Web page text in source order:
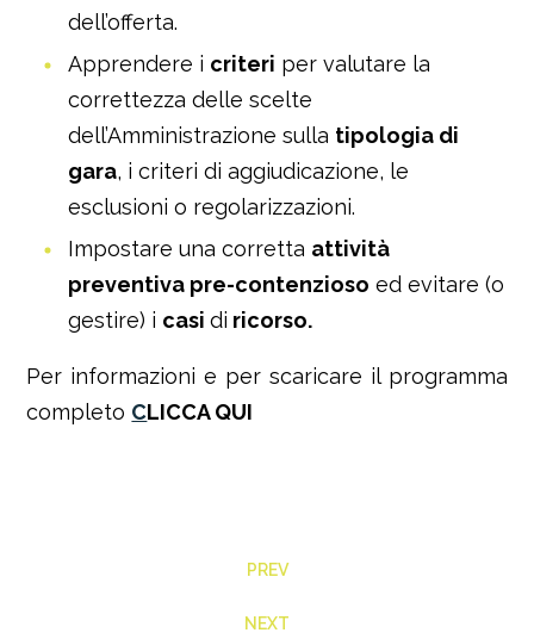
dell’offerta.
Apprendere i criteri per valutare la
correttezza delle scelte
dell’Amministrazione sulla tipologia di
gara, i criteri di aggiudicazione, le
esclusioni o regolarizzazioni.
Impostare una corretta attività
preventiva pre-contenzioso ed evitare (o
gestire) i casidi ricorso.
Per informazioni e per scaricare il programma
completo CLICCA QUI
PREV
NEXT